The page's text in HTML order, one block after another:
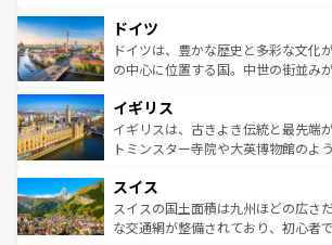
せる。地方によって風土や気候が異
性で訪れる人を魅
ンテンツ一覧を参照してほしい。
で、幅広い魅力が詰まっている。華
聖堂、美しいビーチ、そして豊かな
から魅了する。また、フランスは美
いる。シャンパンの発祥地であるラ
香り高いラベンダー畑など、多彩な
らに、パリ以外の地域にも魅力が溢
れる地方に足を運ぶとそれぞれで全
きるだろう。 なお、新着のフラン
を参照してほしい。
ドイツ
ドイツは、豊かな歴史と多彩な文化
の中心に位置する国。中世の街並み
顔を持つこの国は、どこを歩いても
ルリンの文化的活気、バイエルン州
してライン川沿いのワイン畑といっ
は、お酒好きな人にはぜひ体験してほしい。 な
ドイツ情報はコンテンツ一覧を参照
イギリス
イギリスは、古きよき伝統と最先端
トミンスター寺院や大英博物館のよ
リアごとに異なる魅力がある。また
ティー、ビール好きにはたまらない
戦など、本場だからこそできる体験
スイス
スイスの国土面積は九州ほどの広さ
な交通網が整備されており、初心者